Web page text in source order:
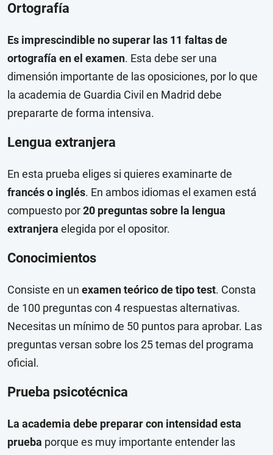
Ortografía
Es imprescindible no superar las 11 faltas de
ortografía en el examen. Esta debe ser una
dimensión importante de las oposiciones, por lo que
la academia de Guardia Civil en Madrid debe
prepararte de forma intensiva.
Lengua extranjera
En esta prueba eliges si quieres examinarte de
francés o inglés. En ambos idiomas el examen está
compuesto por20 preguntas sobre la lengua
extranjera elegida por el opositor.
Conocimientos
Consiste en un examen teórico de tipo test. Consta
de 100 preguntas con 4 respuestas alternativas.
Necesitas un mínimo de 50 puntos para aprobar. Las
preguntas versan sobre los 25 temas del programa
oficial.
Prueba psicotécnica
La academia debe preparar con intensidad esta
prueba porque es muy importante entender las